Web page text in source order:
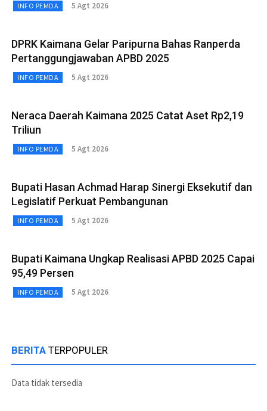
INFO PEMDA 5 Agt 2026
DPRK Kaimana Gelar Paripurna Bahas Ranperda
Pertanggungjawaban APBD 2025
INFO PEMDA 5 Agt 2026
Neraca Daerah Kaimana 2025 Catat Aset Rp2,19
Triliun
INFO PEMDA 5 Agt 2026
Bupati Hasan Achmad Harap Sinergi Eksekutif dan
Legislatif Perkuat Pembangunan
INFO PEMDA 5 Agt 2026
Bupati Kaimana Ungkap Realisasi APBD 2025 Capai
95,49 Persen
INFO PEMDA 5 Agt 2026
BERITA TERPOPULER
Data tidak tersedia